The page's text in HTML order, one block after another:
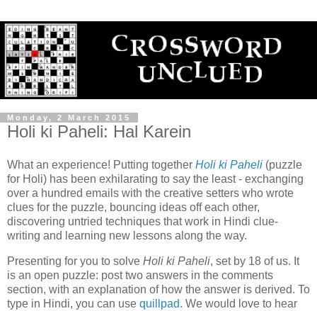
Monday, 2 March 2015
Holi ki Paheli: Hal Karein
What an experience! Putting together Holi ki Paheli (puzzle
for Holi) has been exhilarating to say the least - exchanging
over a hundred emails with the creative setters who wrote
clues for the puzzle, bouncing ideas off each other,
discovering untried techniques that work in Hindi clue-
writing and learning new lessons along the way.
Presenting for you to solve Holi ki Paheli, set by 18 of us. It
is an open puzzle: post two answers in the comments
section, with an explanation of how the answer is derived. To
type in Hindi, you can use quillpad. We would love to hear